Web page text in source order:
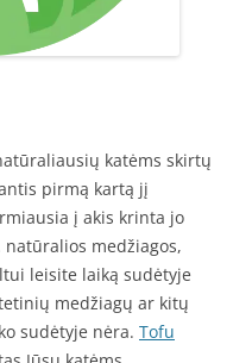
katėms skirtų
pirmą kartą jį
į akis krinta jo
medžiagos,
leisite laiką sudėtyje
medžiagų ar kitų
sudėtyje nėra. Tofu